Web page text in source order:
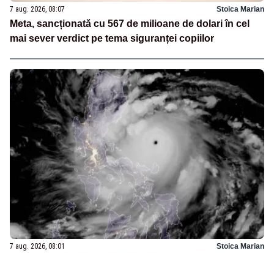
7 aug. 2026, 08:07 Stoica Marian
Meta, sancționată cu 567 de milioane de dolari în cel
mai sever verdict pe tema siguranței copiilor
7 aug. 2026, 08:01 Stoica Marian